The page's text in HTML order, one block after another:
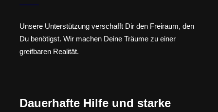
Unsere Unterstützung verschafft Dir den Freiraum, den
Du benötigst. Wir machen Deine Träume zu einer
greifbaren Realität.
Dauerhafte Hilfe und starke